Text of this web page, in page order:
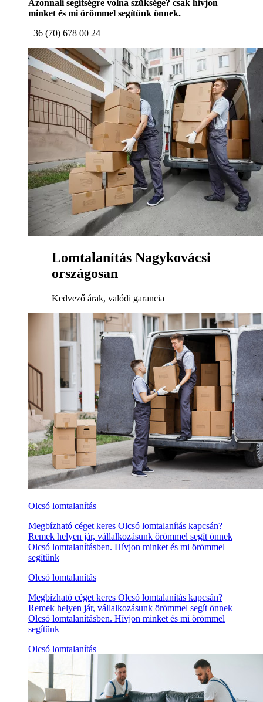
Azonnali segítségre volna szüksége? csak hívjon
minket és mi örömmel segítünk önnek.
+36 (70) 678 00 24
Lomtalanítás Nagykovácsi
országosan
Kedvező árak, valódi garancia
Olcsó lomtalanítás
Megbízható céget keres Olcsó lomtalanítás kapcsán?
Remek helyen jár, vállalkozásunk örömmel segít önnek
Olcsó lomtalanításben. Hívjon minket és mi örömmel
segítünk
Olcsó lomtalanítás
Megbízható céget keres Olcsó lomtalanítás kapcsán?
Remek helyen jár, vállalkozásunk örömmel segít önnek
Olcsó lomtalanításben. Hívjon minket és mi örömmel
segítünk
Olcsó lomtalanítás